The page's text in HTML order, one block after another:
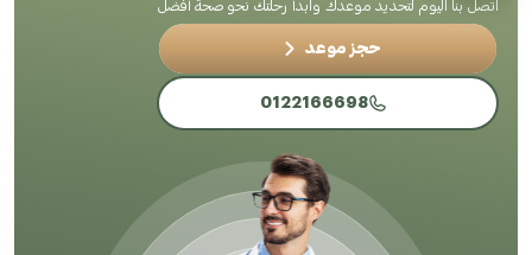
اتصل بنا اليوم لتحديد موعدك وابدأ رحلتك نحو صحة أفضل
حجز موعد
0122166698